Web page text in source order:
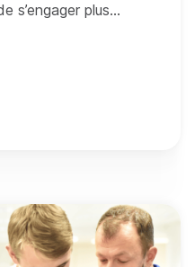
s’engager plus